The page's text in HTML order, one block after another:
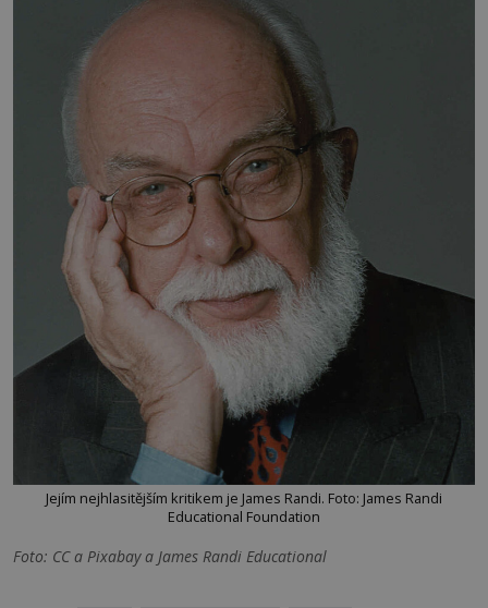
Jejím nejhlasitějším kritikem je James Randi. Foto: James Randi
Educational Foundation
Foto: CC a Pixabay a James Randi Educational